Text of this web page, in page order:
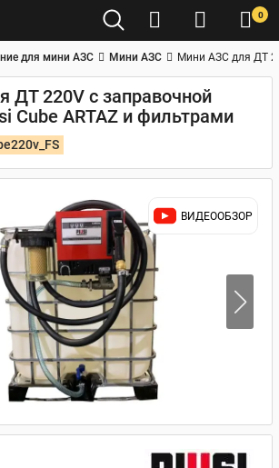
0
для мини АЗС Мини АЗС Мини АЗС для ДТ
ДТ 220V с заправочной
Cube ARTAZ и фильтрами
ВИДЕООБЗОР